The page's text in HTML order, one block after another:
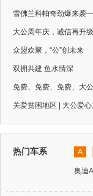
雪佛兰科帕奇劲爆来袭
大公周年庆，诚信再升级
众盟欢聚，“公”创未来
双拥共建 鱼水情深
免费、免费、免费、大
关爱贫困地区 | 大公爱
热门车系 A
奥迪